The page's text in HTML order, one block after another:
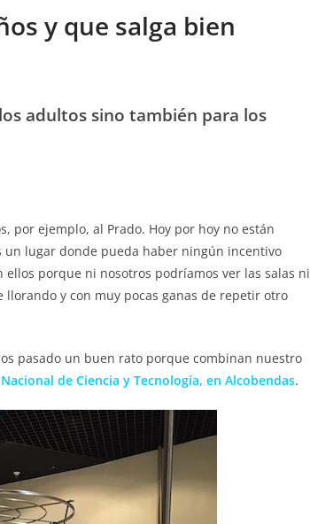
y que salga bien
adultos sino también para los
por ejemplo, al Prado. Hoy por hoy no están
lugar donde pueda haber ningún incentivo
porque ni nosotros podríamos ver las salas ni
y con muy pocas ganas de repetir otro
pasado un buen rato porque combinan nuestro
de Ciencia y Tecnología, en Alcobendas.